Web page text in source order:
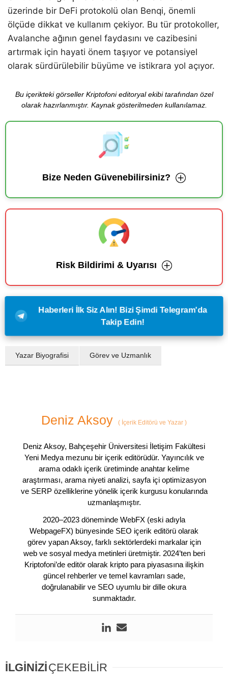
üzerinde bir DeFi protokolü olan Benqi, önemli
ölçüde dikkat ve kullanım çekiyor. Bu tür protokoller,
Avalanche ağının genel faydasını ve cazibesini
artırmak için hayati önem taşıyor ve potansiyel
olarak sürdürülebilir büyüme ve istikrara yol açıyor.
Bu içerikteki görseller Kriptofoni editoryal ekibi tarafından özel
olarak hazırlanmıştır. Kaynak gösterilmeden kullanılamaz.
Bize Neden Güvenebilirsiniz?
Risk Bildirimi & Uyarısı
Haberleri İlk Siz Alın! Bizi Şimdi Telegram'da
Takip Edin!
Yazar Biyografisi Görev ve Uzmanlık
Deniz Aksoy ( İçerik Editörü ve Yazar )
Deniz Aksoy, Bahçeşehir Üniversitesi İletişim Fakültesi
Yeni Medya mezunu bir içerik editörüdür. Yayıncılık ve
arama odaklı içerik üretiminde anahtar kelime
araştırması, arama niyeti analizi, sayfa içi optimizasyon
ve SERP özelliklerine yönelik içerik kurgusu konularında
uzmanlaşmıştır.
2020–2023 döneminde WebFX (eski adıyla
WebpageFX) bünyesinde SEO içerik editörü olarak
görev yapan Aksoy, farklı sektörlerdeki markalar için
web ve sosyal medya metinleri üretmiştir. 2024’ten beri
Kriptofoni’de editör olarak kripto para piyasasına ilişkin
güncel rehberler ve temel kavramları sade,
doğrulanabilir ve SEO uyumlu bir dille okura
sunmaktadır.
İLGİNİZİÇEKEBİLİR